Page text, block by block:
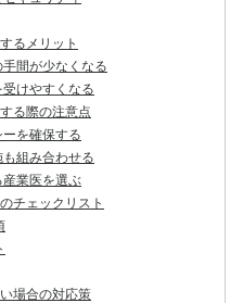
るメリット
間が少なくなる
けやすくなる
る際の注意点
を確保する
組み合わせる
業医を選ぶ
チェックリスト
場合の対応策